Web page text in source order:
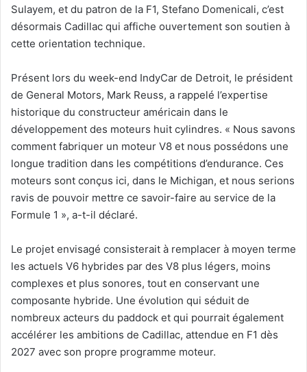
Sulayem, et du patron de la F1, Stefano Domenicali, c’est
désormais Cadillac qui affiche ouvertement son soutien à
cette orientation technique.
Présent lors du week-end IndyCar de Detroit, le président
de General Motors, Mark Reuss, a rappelé l’expertise
historique du constructeur américain dans le
développement des moteurs huit cylindres. « Nous savons
comment fabriquer un moteur V8 et nous possédons une
longue tradition dans les compétitions d’endurance. Ces
moteurs sont conçus ici, dans le Michigan, et nous serions
ravis de pouvoir mettre ce savoir-faire au service de la
Formule 1 », a-t-il déclaré.
Le projet envisagé consisterait à remplacer à moyen terme
les actuels V6 hybrides par des V8 plus légers, moins
complexes et plus sonores, tout en conservant une
composante hybride. Une évolution qui séduit de
nombreux acteurs du paddock et qui pourrait également
accélérer les ambitions de Cadillac, attendue en F1 dès
2027 avec son propre programme moteur.